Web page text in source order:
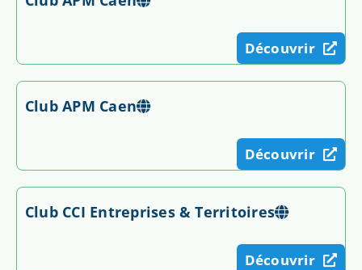
Découvrir
Club APM Caen
Découvrir
Club CCI Entreprises & Territoires
Découvrir